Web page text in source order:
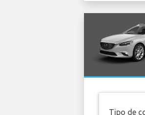
Tipo de